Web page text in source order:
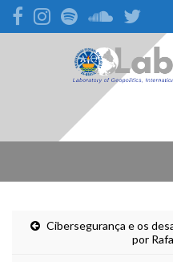
Search for:
Cibersegurança e os
por